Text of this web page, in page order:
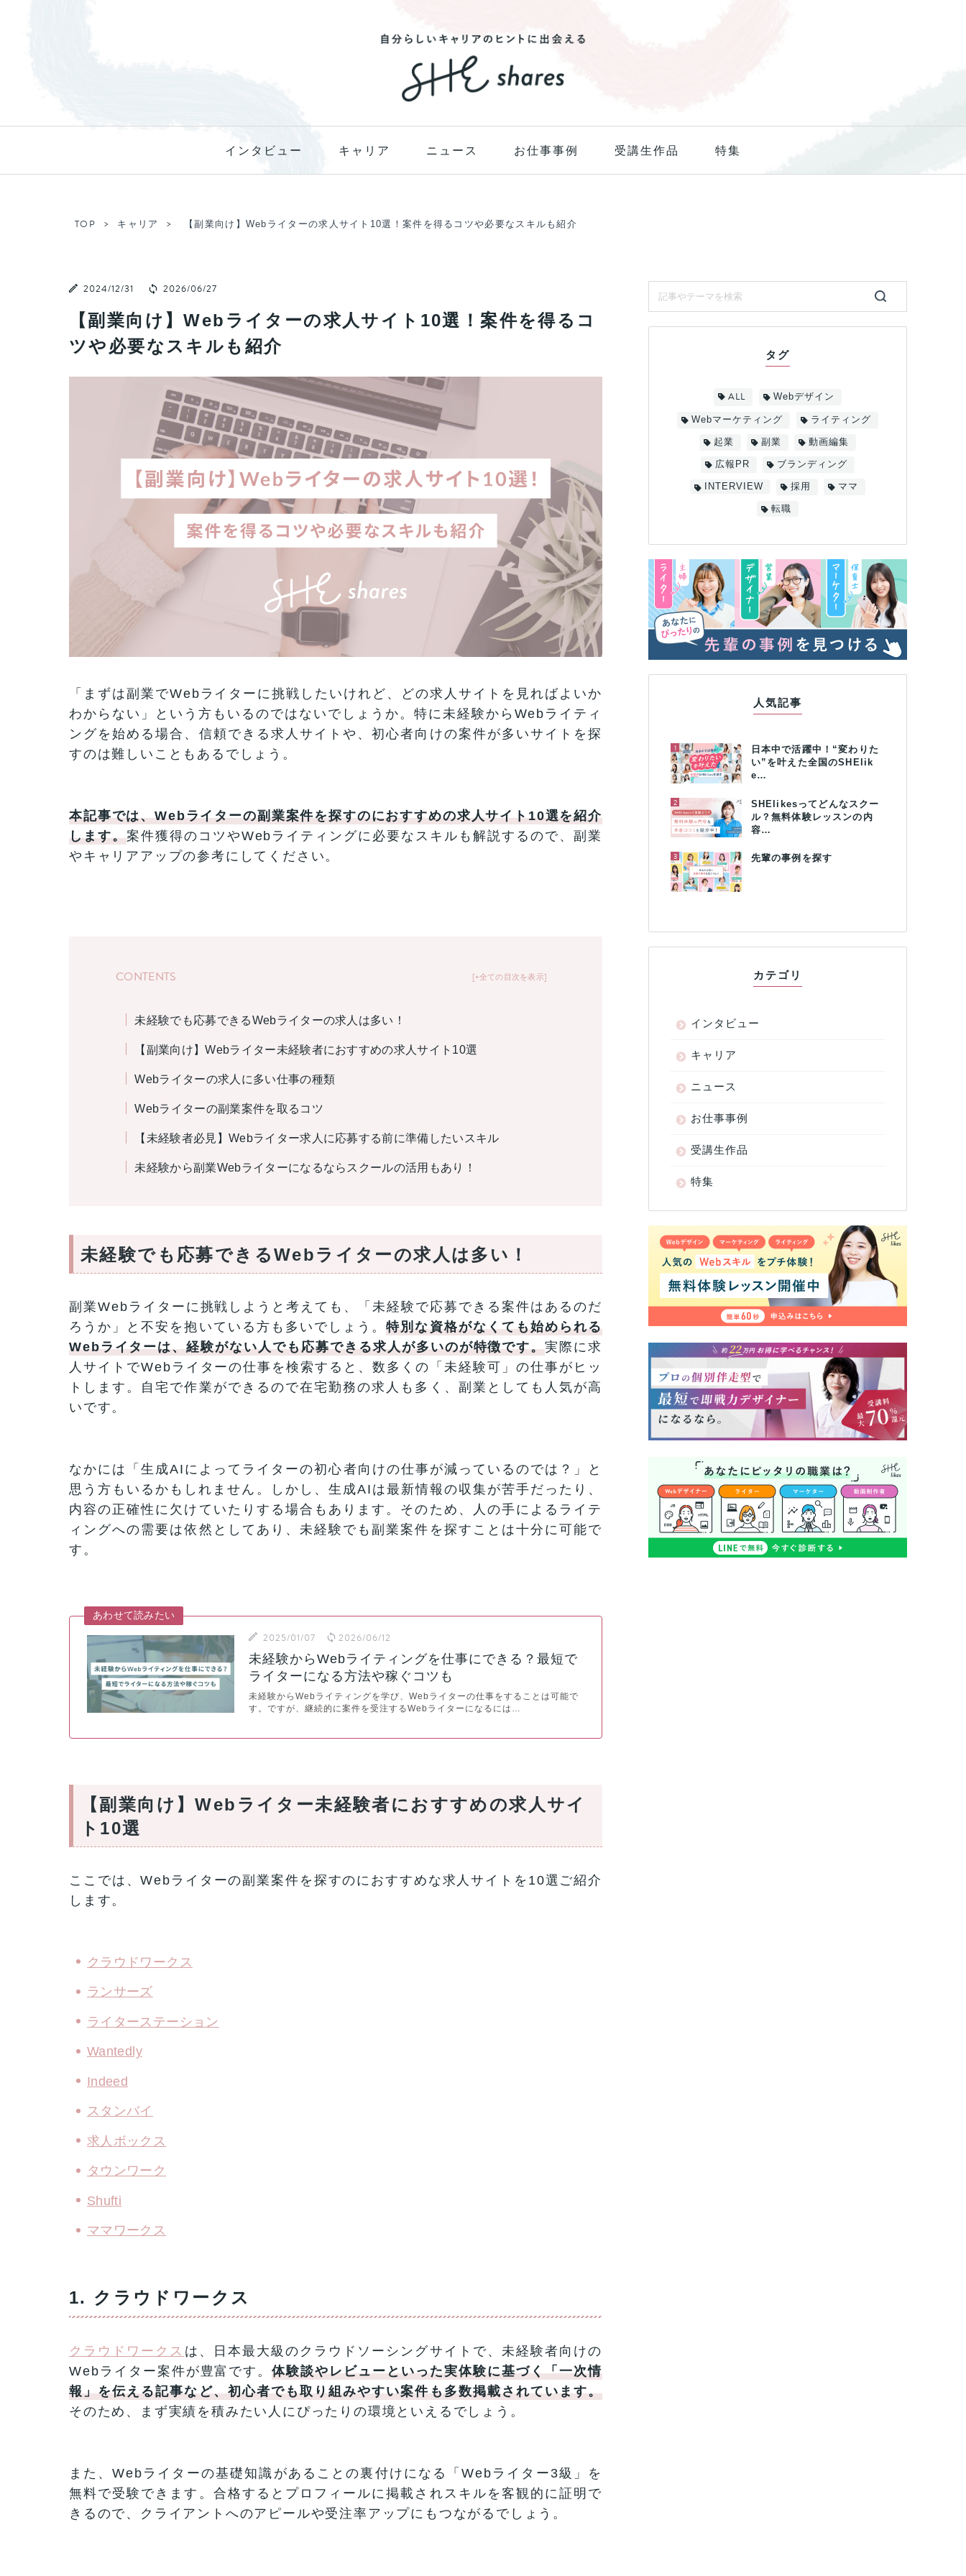
インタビュー キャリア ニュース お仕事事例 受講生作品 特集
TOP キャリア 【副業向け】Webライターの求人サイト10選！案件を得るコツや必要なスキルも紹介
2024/12/31 2026/06/27
【副業向け】Webライターの求人サイト10選！案件を得るコ
ツや必要なスキルも紹介
「まずは副業でWebライターに挑戦したいけれど、どの求人サイトを見ればよいか
わからない」という方もいるのではないでしょうか。特に未経験からWebライティ
ングを始める場合、信頼できる求人サイトや、初心者向けの案件が多いサイトを探
すのは難しいこともあるでしょう。
本記事では、Webライターの副業案件を探すのにおすすめの求人サイト10選を紹介
します。案件獲得のコツやWebライティングに必要なスキルも解説するので、副業
やキャリアアップの参考にしてください。
+全ての目次を表示
CONTENTS
未経験でも応募できるWebライターの求人は多い！
【副業向け】Webライター未経験者におすすめの求人サイト10選
Webライターの求人に多い仕事の種類
Webライターの副業案件を取るコツ
【未経験者必見】Webライター求人に応募する前に準備したいスキル
未経験から副業Webライターになるならスクールの活用もあり！
未経験でも応募できるWebライターの求人は多い！
副業Webライターに挑戦しようと考えても、「未経験で応募できる案件はあるのだ
ろうか」と不安を抱いている方も多いでしょう。特別な資格がなくても始められる
Webライターは、経験がない人でも応募できる求人が多いのが特徴です。実際に求
人サイトでWebライターの仕事を検索すると、数多くの「未経験可」の仕事がヒッ
トします。自宅で作業ができるので在宅勤務の求人も多く、副業としても人気が高
いです。
なかには「生成AIによってライターの初心者向けの仕事が減っているのでは？」と
思う方もいるかもしれません。しかし、生成AIは最新情報の収集が苦手だったり、
内容の正確性に欠けていたりする場合もあります。そのため、人の手によるライテ
ィングへの需要は依然としてあり、未経験でも副業案件を探すことは十分に可能で
す。
あわせて読みたい
2025/01/07
2026/06/12
未経験からWebライティングを仕事にできる？最短で
ライターになる方法や稼ぐコツも
未経験からWebライティングを学び、Webライターの仕事をすることは可能で
す。ですが、継続的に案件を受注するWebライターになるには…
【副業向け】Webライター未経験者におすすめの求人サイ
ト10選
ここでは、Webライターの副業案件を探すのにおすすめな求人サイトを10選ご紹介
します。
クラウドワークス
ランサーズ
ライターステーション
Wantedly
Indeed
スタンバイ
求人ボックス
タウンワーク
Shufti
ママワークス
1. クラウドワークス
クラウドワークス は、日本最大級のクラウドソーシングサイトで、未経験者向けの
Webライター案件が豊富です。体験談やレビューといった実体験に基づく「一次情
報」を伝える記事など、初心者でも取り組みやすい案件も多数掲載されています。
そのため、まず実績を積みたい人にぴったりの環境といえるでしょう。
また、Webライターの基礎知識があることの裏付けになる「Webライター3級」を
無料で受験できます。合格するとプロフィールに掲載されスキルを客観的に証明で
きるので、クライアントへのアピールや受注率アップにもつながるでしょう。
タグ
ALL Webデザイン
Webマーケティング ライティング
起業 副業 動画編集
広報PR ブランディング
INTERVIEW 採用 ママ
転職
人気記事
1
日本中で活躍中！“変わりた
い”を叶えた全国のSHElik
e…
2
SHElikesってどんなスクー
ル？無料体験レッスンの内
容…
3 先輩の事例を探す
カテゴリ
インタビュー
キャリア
ニュース
お仕事事例
受講生作品
特集